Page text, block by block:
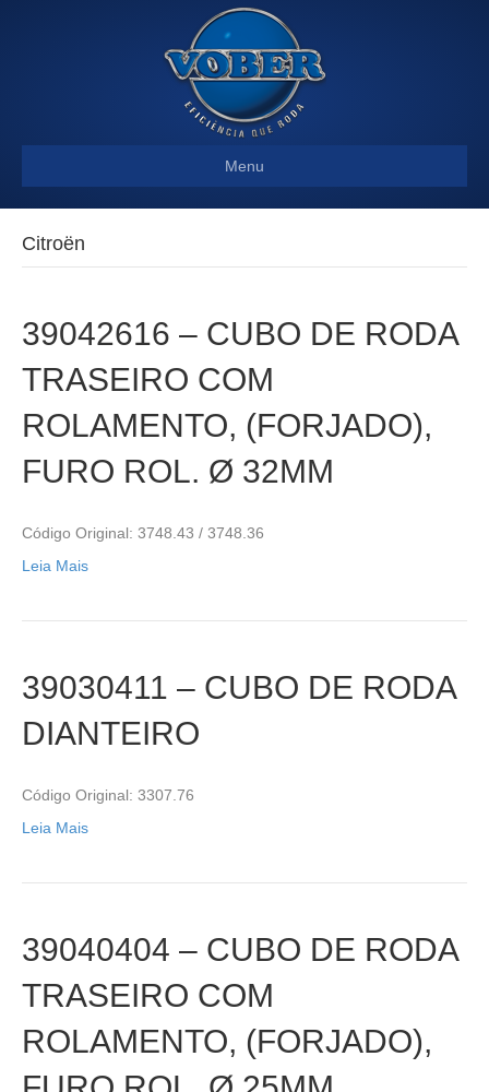
Menu
Citroën
39042616 – CUBO DE RODA
TRASEIRO COM
ROLAMENTO, (FORJADO),
FURO ROL. Ø 32MM
Código Original: 3748.43 / 3748.36
Leia Mais
39030411 – CUBO DE RODA
DIANTEIRO
Código Original: 3307.76
Leia Mais
39040404 – CUBO DE RODA
TRASEIRO COM
ROLAMENTO, (FORJADO),